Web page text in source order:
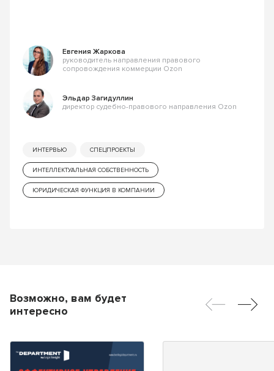
Евгения Жаркова
руководитель направления правового
сопровождения коммерции Ozon
Эльдар Загидуллин
директор судебно-правового направления Ozon
ИНТЕРВЬЮ СПЕЦПРОЕКТЫ
ИНТЕЛЛЕКТУАЛЬНАЯ СОБСТВЕННОСТЬ
ЮРИДИЧЕСКАЯ ФУНКЦИЯ В КОМПАНИИ
Возможно, вам будет
интересно